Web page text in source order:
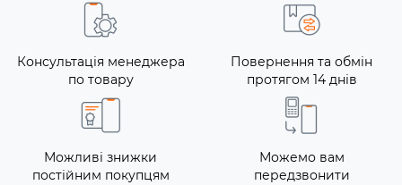
Консультація менеджера
по товару
Повернення та обмін
протягом 14 днів
Можливі знижки
постійним покупцям
Можемо вам
передзвонити